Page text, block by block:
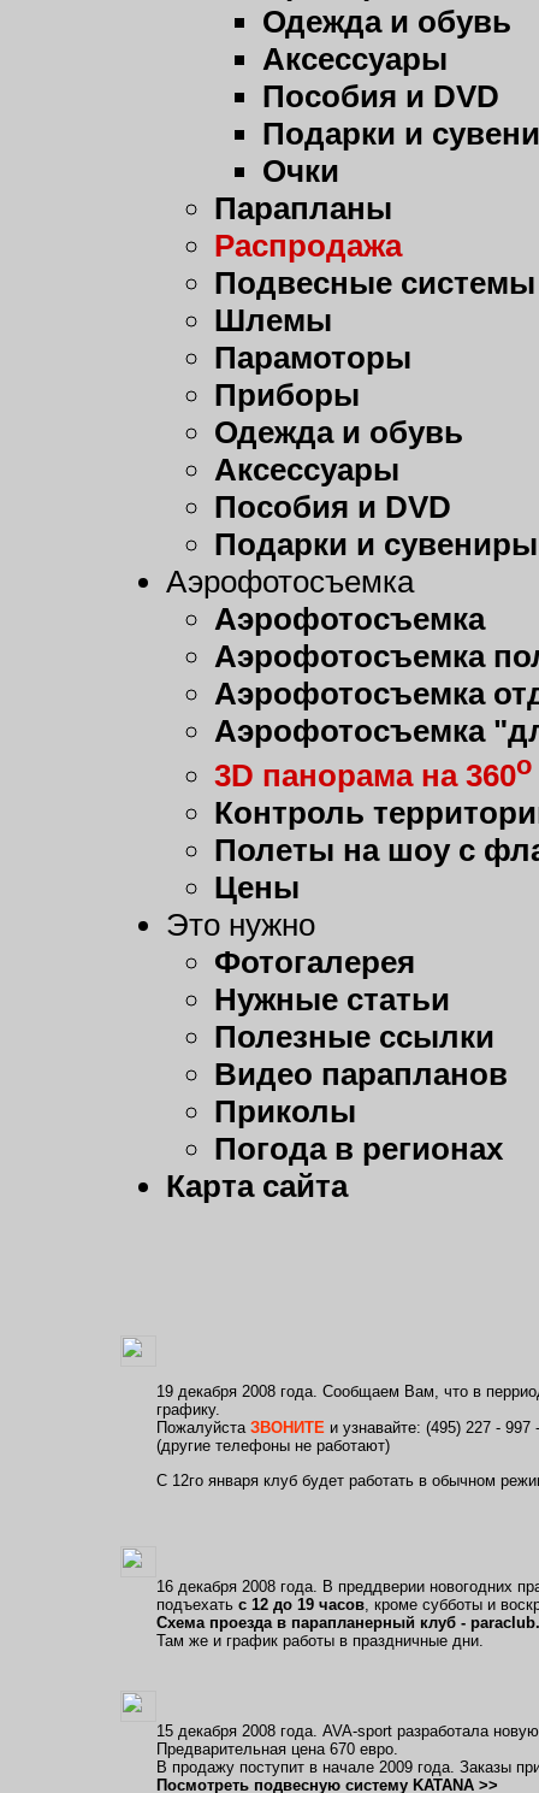
Одежда и обувь
Аксессуары
Пособия и DVD
Подарки и
Очки
Парапланы
Распродажа
Подвесные системы
Шлемы
Парамоторы
Приборы
Одежда и обувь
Аксессуары
Пособия и DVD
Подарки и сувениры
Аэрофотосъемка
Аэрофотосъемка
Аэрофотосъемка
Аэрофотосъемка
Аэрофотосъемка
3D панорама на 360о
Контроль
Полеты на шоу с
Цены
Это нужно
Фотогалерея
Нужные статьи
Полезные ссылки
Видео парапланов
Приколы
Погода в регионах
Карта сайта
19 декабря 2008 года. Сообщаем Вам, что в
графику.
Пожалуйста ЗВОНИТЕ и узнавайте: (495) 227 - 997
(другие телефоны не работают)
С 12го января клуб будет работать в обычном
16 декабря 2008 года. В преддверии новогодних
подъехать с 12 до 19 часов, кроме субботы и
Схема проезда в парапланерный клуб -
Там же и график работы в праздничные дни.
15 декабря 2008 года. AVA-sport разработала
Предварительная цена 670 евро.
В продажу поступит в начале 2009 года. Заказы
Посмотреть подвесную систему KATANA >>